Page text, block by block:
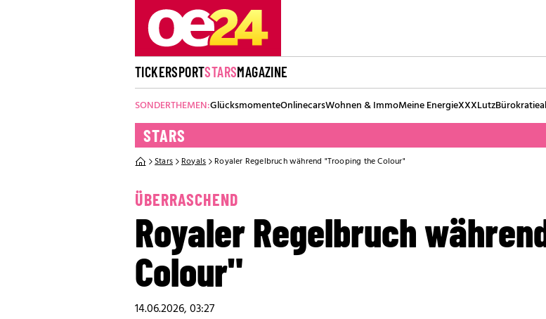
TICKERSPORTSTARSMAGAZINE
SONDERTHEMEN:GlücksmomenteOnlinecarsWohnen & ImmoMeine EnergieXXXLutz
STARS
Stars Royals Royaler Regelbruch während "Trooping the Colour"
ÜBERRASCHEND
Royaler Regelbruch
Colour"
14.06.2026, 03:27